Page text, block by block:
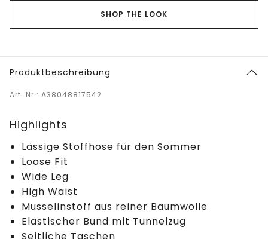
SHOP THE LOOK
Produktbeschreibung
Art. Nr.: A38048817542
Highlights
Lässige Stoffhose für den Sommer
Loose Fit
Wide Leg
High Waist
Musselinstoff aus reiner Baumwolle
Elastischer Bund mit Tunnelzug